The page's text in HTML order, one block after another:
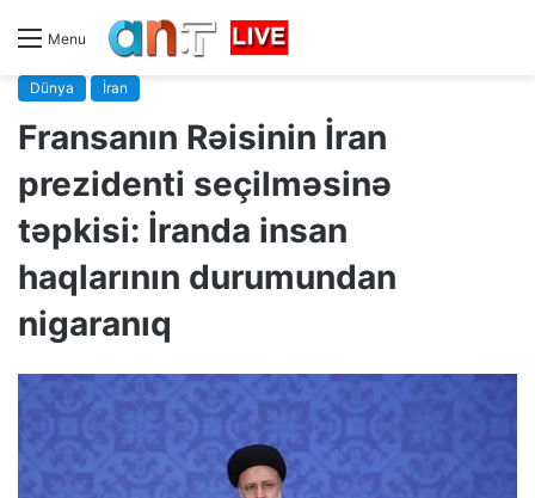
Menu
Dünya İran
Fransanın Rəisinin İran
prezidenti seçilməsinə
təpkisi: İranda insan
haqlarının durumundan
nigaranıq